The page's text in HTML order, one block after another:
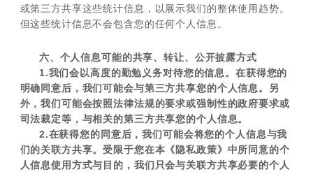
或第三方共享这些统计信息，以展示我们的整体使用趋势。
但这些统计信息不会包含您的任何个人信息。
六、个人信息可能的共享、转让、公开披露方式
1.我们会以高度的勤勉义务对待您的信息。在获得您的
明确同意后，我们可能会与第三方共享您的个人信息。另
外，我们可能会按照法律法规的要求或强制性的政府要求或
司法裁定等，与相关的第三方共享您的个人信息。
2.在获得您的同意后，我们可能会将您的个人信息与我
们的关联方共享。受限于您在本《隐私政策》中所同意的个
人信息使用方式与目的，我们只会与关联方共享必要的个人